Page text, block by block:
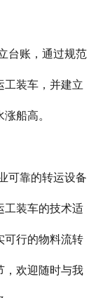
台账，通过规范
工装车，并建立
船高。
可靠的转运设备
工装车的技术适
可行的物料流转
，欢迎随时与我